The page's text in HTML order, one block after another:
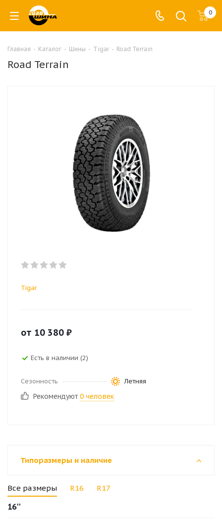
0
Главная - Каталог - Шины - Tigar - Road Terrain
Road Terrain
Tigar
от 10 380 ₽
Есть в наличии (2)
Сезонность Летняя
Рекомендуют 0 человек
Типоразмеры и наличие
Все размеры R16 R17
16''